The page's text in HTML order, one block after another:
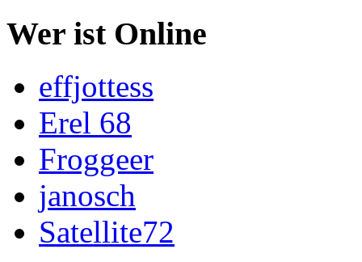
Wer ist Online
effjottess
Erel 68
Froggeer
janosch
Satellite72